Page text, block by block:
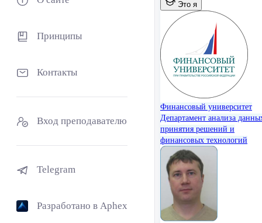
Принципы
Контакты
Вход преподавателю
Telegram
Разработано в Aphex
Это я
Финансовый университет
Департамент анализа
принятия решений и
финансовых технологий